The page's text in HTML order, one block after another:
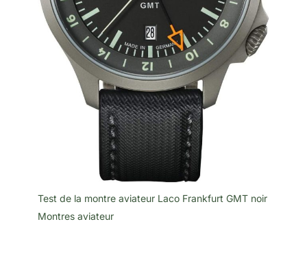
Test de la montre aviateur Laco Frankfurt GMT noir
Montres aviateur